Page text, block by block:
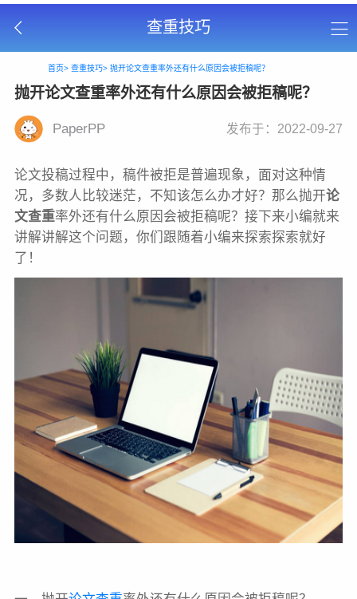
查重技巧
首页> 查重技巧> 抛开论文查重率外还有什么原因会被拒稿呢？
抛开论文查重率外还有什么原因会被拒稿呢？
PaperPP 发布于：2022-09-27
论文投稿过程中，稿件被拒是普遍现象，面对这种情
况，多数人比较迷茫，不知该怎么办才好？那么抛开论
文查重率外还有什么原因会被拒稿呢？接下来小编就来
讲解讲解这个问题，你们跟随着小编来探索探索就好
了！